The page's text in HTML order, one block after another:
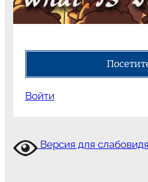
Войти
Версия для